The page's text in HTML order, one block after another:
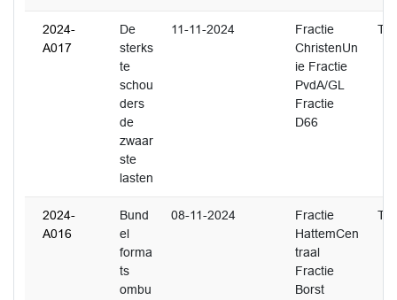
2024-
A017
De
sterks
te
schou
ders
de
zwaar
ste
lasten
11-11-2024
Fractie
ChristenUn
ie Fractie
PvdA/GL
Fractie
D66
T.
2024-
A016
Bund
el
forma
ts
ombu
08-11-2024
Fractie
HattemCen
traal
Fractie
Borst
T.